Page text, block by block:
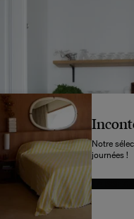
Notre
journées !